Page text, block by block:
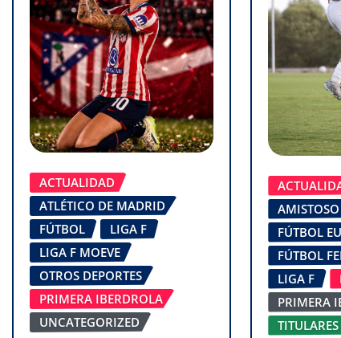
ACTUALIDAD
ATLÉTICO DE MADRID
FÚTBOL
LIGA F
LIGA F MOEVE
OTROS DEPORTES
PRIMERA IBERDROLA
UNCATEGORIZED
AMISTOSO
FÚTBOL
FÚTBOL
LIGA F
PRIMERA